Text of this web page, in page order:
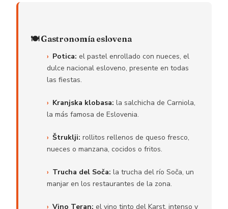
🍽️ Gastronomía eslovena
Potica: el pastel enrollado con nueces, el
dulce nacional esloveno, presente en todas
las fiestas.
Kranjska klobasa: la salchicha de Carniola,
la más famosa de Eslovenia.
Štruklji: rollitos rellenos de queso fresco,
nueces o manzana, cocidos o fritos.
Trucha del Soča: la trucha del río Soča, un
manjar en los restaurantes de la zona.
Vino Teran: el vino tinto del Karst, intenso y